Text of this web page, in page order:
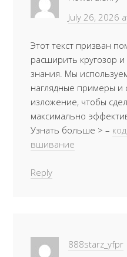
July 26, 2026
Этот текст призван
расширить кругозор
знания. Мы
наглядные примеры и
изложение, чтобы
максимально
Узнать больше > –
вшивание
Reply
888starz_yfpr